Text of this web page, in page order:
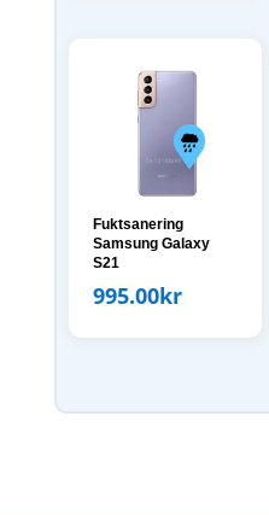
Fuktsanering
Samsung Galaxy
S21
995.00kr